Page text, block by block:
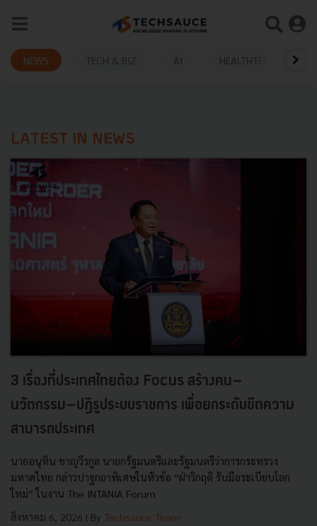
NEWS TECH & BIZ AI HEALTHTECH
LATEST IN NEWS
3 เรื่องที่ประเทศไทยต้อง Focus สร้างคน–
นวัตกรรม–ปฏิรูประบบราชการ เพื่อยกระดับขีดความ
สามารถประเทศ
นายอนุทิน ชาญวีรกูล นายกรัฐมนตรีและรัฐมนตรีว่าการกระทรวง
มหาดไทย กล่าวปาฐกถาพิเศษในหัวข้อ “ฝ่าวิกฤติ รับมือระเบียบโลก
ใหม่” ในงาน The INTANIA Forum
สิงหาคม 6, 2026 | By Techsauce Team